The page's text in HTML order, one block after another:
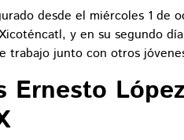
desde el miércoles 1 de
y en su segundo
trabajo junto con otros
Ernesto